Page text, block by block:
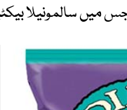
جس میں سالمونیلا